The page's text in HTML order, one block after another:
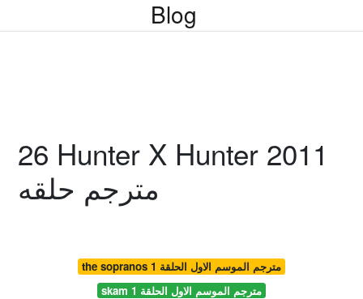
Blog
26 Hunter X Hunter 2011
مترجم حلقه
the sopranos مترجم الموسم الاول الحلقة 1
skam مترجم الموسم الاول الحلقة 1